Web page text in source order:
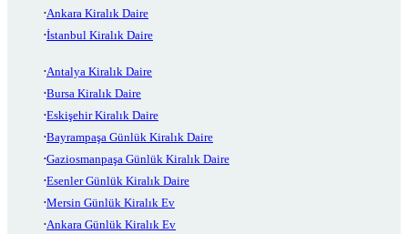
Ankara Kiralık Daire
İstanbul Kiralık Daire
Antalya Kiralık Daire
Bursa Kiralık Daire
Eskişehir Kiralık Daire
Bayrampaşa Günlük Kiralık Daire
Gaziosmanpaşa Günlük Kiralık Daire
Esenler Günlük Kiralık Daire
Mersin Günlük Kiralık Ev
Ankara Günlük Kiralık Ev